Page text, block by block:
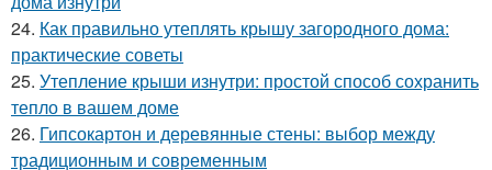
24. Как правильно утеплять крышу загородного дома:
практические советы
25. Утепление крыши изнутри: простой способ сохранить
тепло в вашем доме
26. Гипсокартон и деревянные стены: выбор между
традиционным и современным